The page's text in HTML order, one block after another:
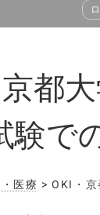
都
験で
医療 > OKI・